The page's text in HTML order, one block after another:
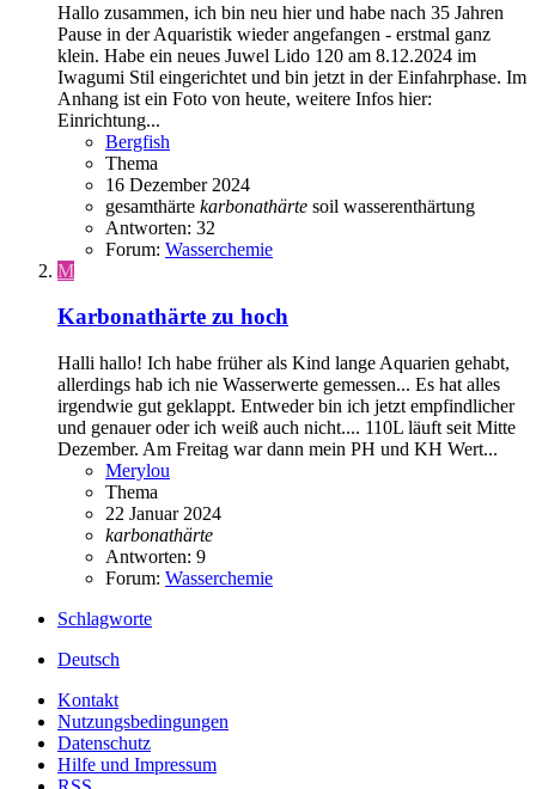
Hallo zusammen, ich bin neu hier und habe nach 35 Jahren
Pause in der Aquaristik wieder angefangen - erstmal ganz
klein. Habe ein neues Juwel Lido 120 am 8.12.2024 im
Iwagumi Stil eingerichtet und bin jetzt in der Einfahrphase. Im
Anhang ist ein Foto von heute, weitere Infos hier:
Einrichtung...
Bergfish
Thema
16 Dezember 2024
gesamthärte karbonathärte soil wasserenthärtung
Antworten: 32
Forum: Wasserchemie
M
Karbonathärte zu hoch
Halli hallo! Ich habe früher als Kind lange Aquarien gehabt,
allerdings hab ich nie Wasserwerte gemessen... Es hat alles
irgendwie gut geklappt. Entweder bin ich jetzt empfindlicher
und genauer oder ich weiß auch nicht.... 110L läuft seit Mitte
Dezember. Am Freitag war dann mein PH und KH Wert...
Merylou
Thema
22 Januar 2024
karbonathärte
Antworten: 9
Forum: Wasserchemie
Schlagworte
Deutsch
Kontakt
Nutzungsbedingungen
Datenschutz
Hilfe und Impressum